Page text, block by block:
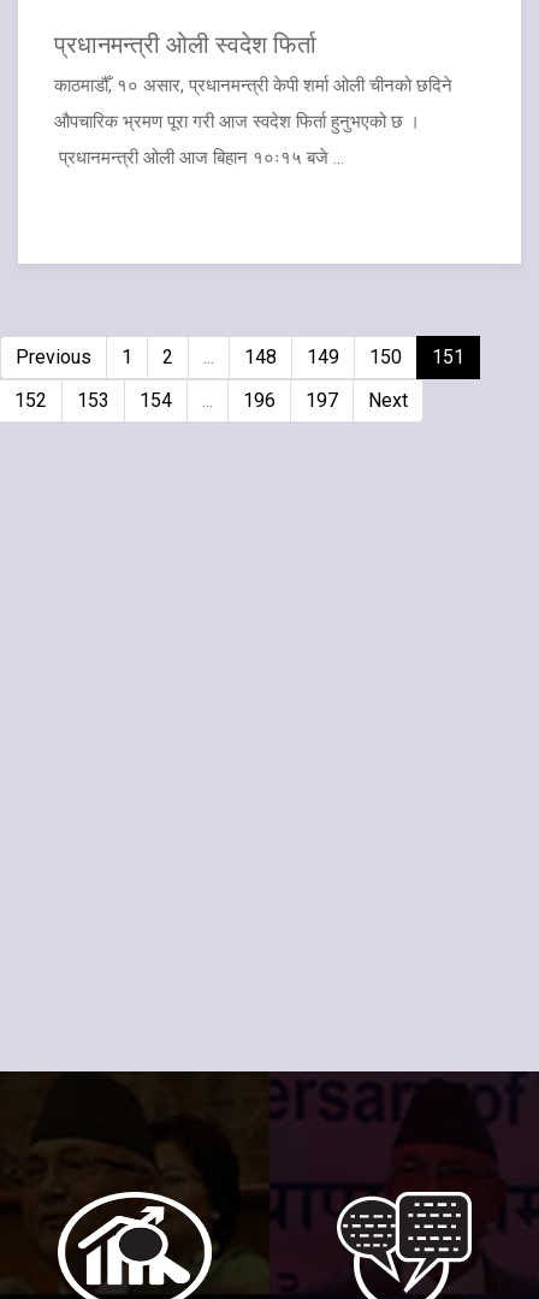
​प्रधानमन्त्री ओली स्वदेश फिर्ता
काठमाडौँ, १० असार, प्रधानमन्त्री केपी शर्मा ओली चीनको छदिने
औपचारिक भ्रमण पूरा गरी आज स्वदेश फिर्ता हुनुभएको छ ।
प्रधानमन्त्री ओली आज बिहान १०ः१५ बजे ...
Previous 1 2 ... 148 149 150
151
152
153 154 ... 196 197 Next